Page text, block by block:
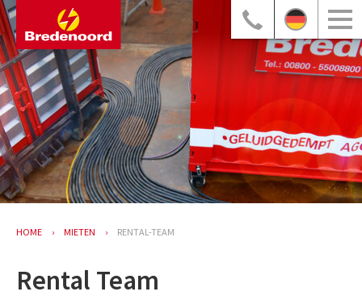
HOME MIETEN RENTAL-TEAM
Rental Team